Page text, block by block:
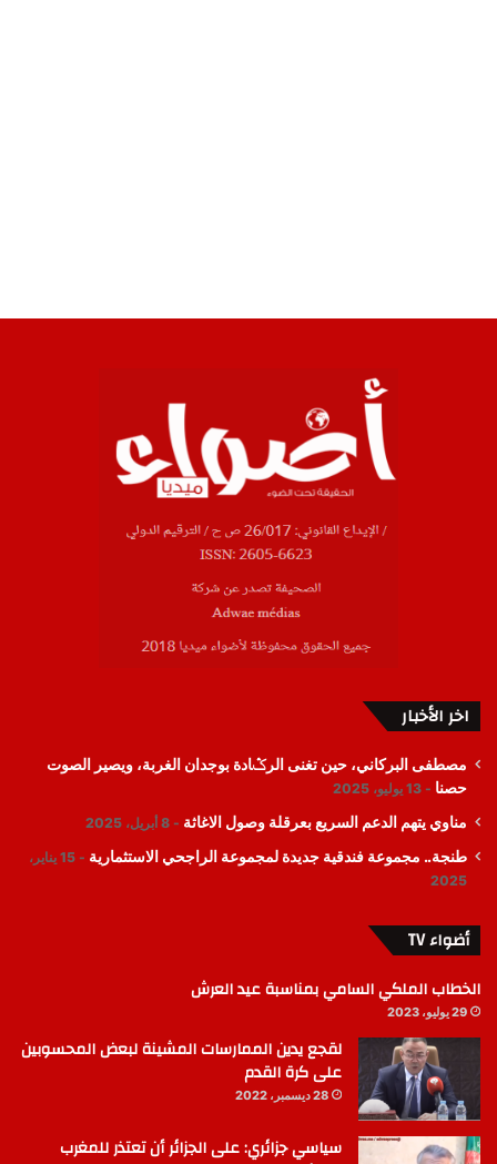
اخر الأخبار
مصطفى البركاني، حين تغنى الرݣادة بوجدان الغربة، ويصير الصوت
حصنا
13 يوليو، 2025
مناوي يتهم الدعم السريع بعرقلة وصول الاغاثة 8 أبريل، 2025
طنجة.. مجموعة فندقية جديدة لمجموعة الراجحي الاستثمارية
15 يناير،
2025
أضواء TV
الخطاب الملكي السامي بمناسبة عيد العرش
29 يوليو، 2023
لقجع يدين الممارسات المشينة لبعض المحسوبين
على كرة القدم
28 ديسمبر، 2022
سياسي جزائري: على الجزائر أن تعتذر للمغرب